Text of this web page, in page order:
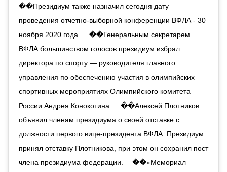
��Президиум также назначил сегодня дату
проведения отчетно-выборной конференции ВФЛА - 30
ноября 2020 года. ⠀ ��Генеральным секретарем
ВФЛА большинством голосов президиум избрал
директора по спорту — руководителя главного
управления по обеспечению участия в олимпийских
спортивных мероприятиях Олимпийского комитета
России Андрея Конокотина. ⠀ ��Алексей Плотников
объявил членам президиума о своей отставке с
должности первого вице-президента ВФЛА. Президиум
принял отставку Плотникова, при этом он сохранил пост
члена президиума федерации. ⠀ ��«Мемориал